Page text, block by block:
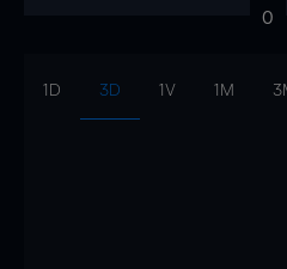
0
1D 3D 1V 1M